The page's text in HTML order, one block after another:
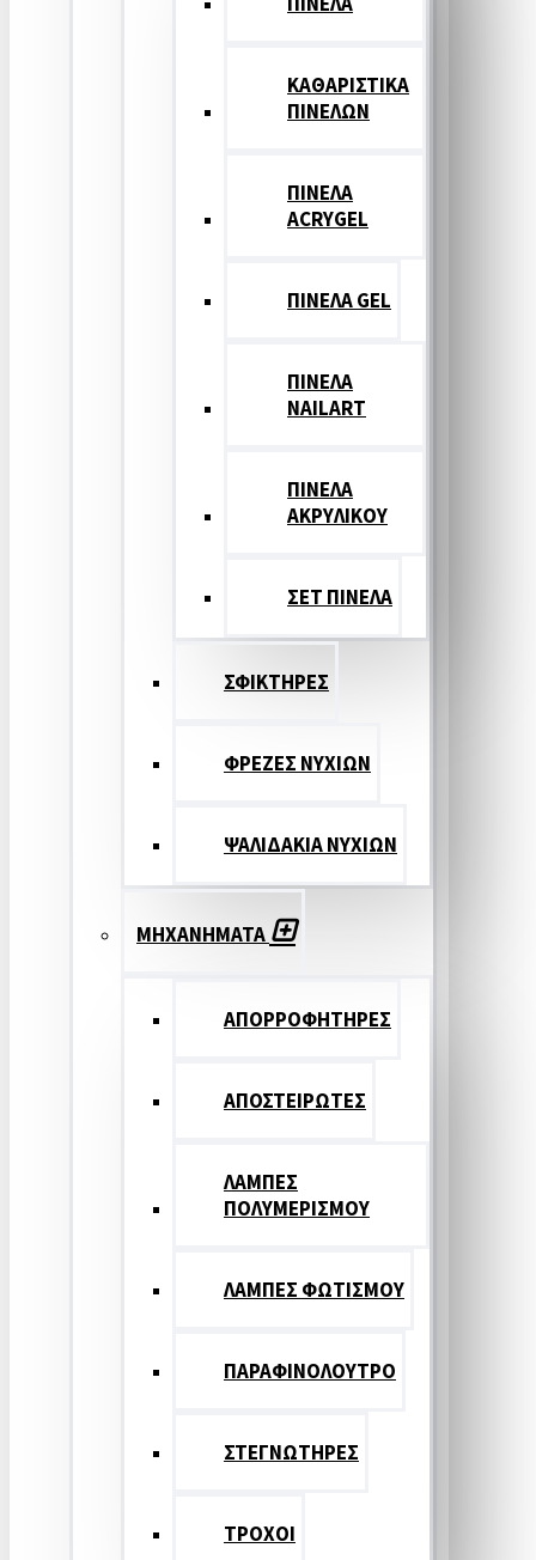
ΚΑΘΑΡΙΣΤΙΚΑ
ΠΙΝΕΛΩΝ
ΠΙΝΕΛΑ
ACRYGEL
ΠΙΝΕΛΑ GEL
ΠΙΝΕΛΑ
NAILART
ΠΙΝΕΛΑ
ΑΚΡΥΛΙΚΟΥ
ΣΕΤ ΠΙΝΕΛA
ΣΦΙΚΤΗΡΕΣ
ΦΡΕΖΕΣ ΝΥΧΙΩΝ
ΨΑΛΙΔΑΚΙΑ ΝΥΧΙΩΝ
ΜΗΧΑΝΗΜΑΤΑ
ΑΠΟΡΡΟΦΗΤΗΡΕΣ
ΑΠΟΣΤΕΙΡΩΤΕΣ
ΛΑΜΠΕΣ
ΠΟΛΥΜΕΡΙΣΜΟΥ
ΛΑΜΠΕΣ ΦΩΤΙΣΜΟΥ
ΠΑΡΑΦΙΝΟΛΟΥΤΡΟ
ΣΤΕΓΝΩΤΗΡΕΣ
ΤΡΟΧΟΙ